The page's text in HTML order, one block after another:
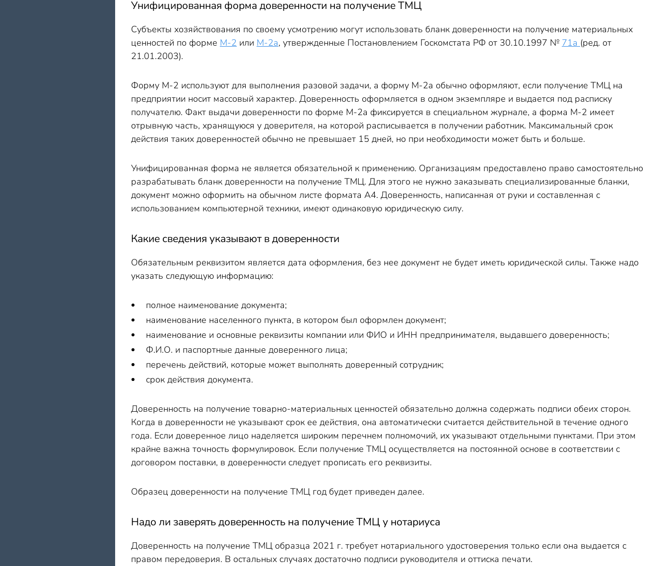
Унифицированная форма доверенности на получение ТМЦ
Субъекты хозяйствования по своему усмотрению могут использовать бланк доверенности на получение материальных
ценностей по форме М-2 или М-2а, утвержденные Постановлением Госкомстата РФ от 30.10.1997 № 71а (ред. от
21.01.2003).
Форму М-2 используют для выполнения разовой задачи, а форму М-2а обычно оформляют, если получение ТМЦ на
предприятии носит массовый характер. Доверенность оформляется в одном экземпляре и выдается под расписку
получателю. Факт выдачи доверенности по форме М-2а фиксируется в специальном журнале, а форма М-2 имеет
отрывную часть, хранящуюся у доверителя, на которой расписывается в получении работник. Максимальный срок
действия таких доверенностей обычно не превышает 15 дней, но при необходимости может быть и больше.
Унифицированная форма не является обязательной к применению. Организациям предоставлено право самостоятельно
разрабатывать бланк доверенности на получение ТМЦ. Для этого не нужно заказывать специализированные бланки,
документ можно оформить на обычном листе формата А4. Доверенность, написанная от руки и составленная с
использованием компьютерной техники, имеют одинаковую юридическую силу.
Какие сведения указывают в доверенности
Обязательным реквизитом является дата оформления, без нее документ не будет иметь юридической силы. Также надо
указать следующую информацию:
полное наименование документа;
наименование населенного пункта, в котором был оформлен документ;
наименование и основные реквизиты компании или ФИО и ИНН предпринимателя, выдавшего доверенность;
Ф.И.О. и паспортные данные доверенного лица;
перечень действий, которые может выполнять доверенный сотрудник;
срок действия документа.
Доверенность на получение товарно-материальных ценностей обязательно должна содержать подписи обеих сторон.
Когда в доверенности не указывают срок ее действия, она автоматически считается действительной в течение одного
года. Если доверенное лицо наделяется широким перечнем полномочий, их указывают отдельными пунктами. При этом
крайне важна точность формулировок. Если получение ТМЦ осуществляется на постоянной основе в соответствии с
договором поставки, в доверенности следует прописать его реквизиты.
Образец доверенности на получение ТМЦ год будет приведен далее.
Надо ли заверять доверенность на получение ТМЦ у нотариуса
Доверенность на получение ТМЦ образца 2021 г. требует нотариального удостоверения только если она выдается с
правом передоверия. В остальных случаях достаточно подписи руководителя и оттиска печати.